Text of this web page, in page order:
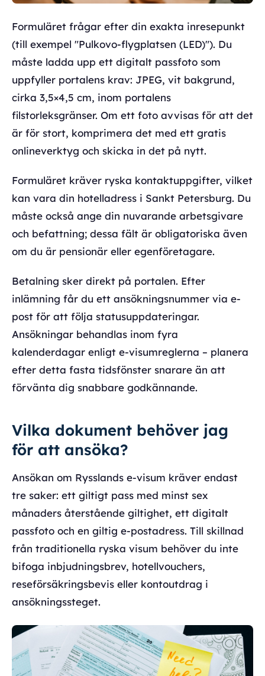
Formuläret frågar efter din exakta inresepunkt
(till exempel "Pulkovo-flygplatsen (LED)"). Du
måste ladda upp ett digitalt passfoto som
uppfyller portalens krav: JPEG, vit bakgrund,
cirka 3,5×4,5 cm, inom portalens
filstorleksgränser. Om ett foto avvisas för att det
är för stort, komprimera det med ett gratis
onlineverktyg och skicka in det på nytt.
Formuläret kräver ryska kontaktuppgifter, vilket
kan vara din hotelladress i Sankt Petersburg. Du
måste också ange din nuvarande arbetsgivare
och befattning; dessa fält är obligatoriska även
om du är pensionär eller egenföretagare.
Betalning sker direkt på portalen. Efter
inlämning får du ett ansökningsnummer via e-
post för att följa statusuppdateringar.
Ansökningar behandlas inom fyra
kalenderdagar enligt e-visumreglerna – planera
efter detta fasta tidsfönster snarare än att
förvänta dig snabbare godkännande.
Vilka dokument behöver jag
för att ansöka?
Ansökan om Rysslands e-visum kräver endast
tre saker: ett giltigt pass med minst sex
månaders återstående giltighet, ett digitalt
passfoto och en giltig e-postadress. Till skillnad
från traditionella ryska visum behöver du inte
bifoga inbjudningsbrev, hotellvouchers,
reseförsäkringsbevis eller kontoutdrag i
ansökningssteget.